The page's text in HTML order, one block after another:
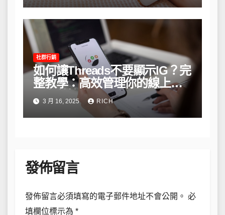
社群行銷
如何讓Threads不要顯示IG？完
整教學：高效管理你的線上隱
私與數據安全
3 月 16, 2025 RICH
發佈留言
發佈留言必須填寫的電子郵件地址不會公開。 必
填欄位標示為 *